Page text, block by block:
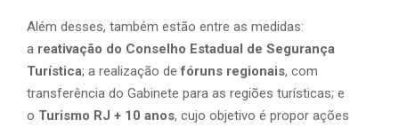
Além desses, também estão entre as medidas:
a reativação do Conselho Estadual de Segurança
Turística; a realização defóruns regionais, com
transferência do Gabinete para as regiões turísticas; e
o Turismo RJ + 10 anos, cujo objetivo é propor ações